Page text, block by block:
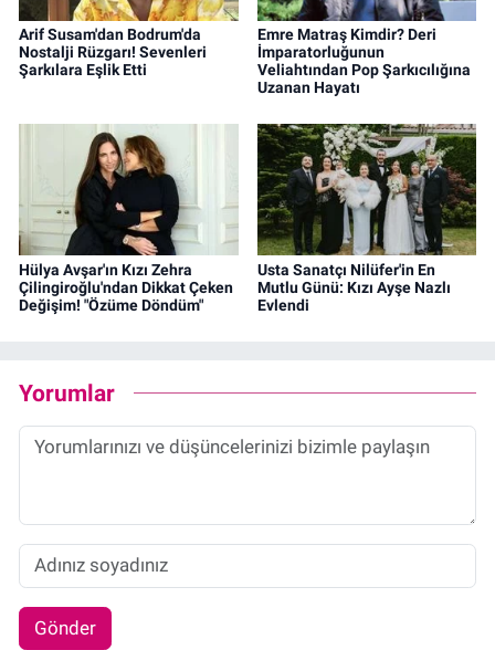
Arif Susam'dan Bodrum'da
Nostalji Rüzgarı! Sevenleri
Şarkılara Eşlik Etti
Emre Matraş Kimdir? Deri
İmparatorluğunun
Veliahtından Pop Şarkıcılığına
Uzanan Hayatı
Hülya Avşar'ın Kızı Zehra
Çilingiroğlu'ndan Dikkat Çeken
Değişim! "Özüme Döndüm"
Usta Sanatçı Nilüfer'in En
Mutlu Günü: Kızı Ayşe Nazlı
Evlendi
Yorumlar
Gönder